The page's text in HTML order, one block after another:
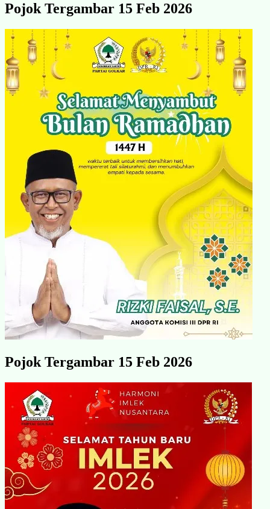
Pojok Tergambar 15 Feb 2026
Pojok Tergambar 15 Feb 2026